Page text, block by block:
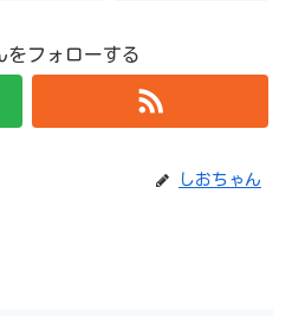
をフォローする
しおちゃん